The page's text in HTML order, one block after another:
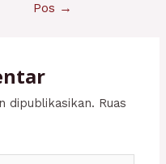
Pos →
dipublikasikan. Ruas